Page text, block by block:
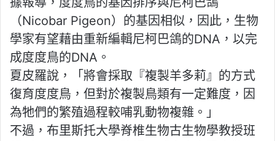
（Nicobar Pigeon）的基因相似，因此，生物
學家有望藉由重新編輯尼柯巴鴿的DNA，以完
成度度鳥的DNA。
夏皮羅說，「將會採取『複製羊多莉』的方式
復育度度鳥，但對於複製鳥類有一定難度，因
為牠們的繁殖過程較哺乳動物複雜。」
不過，布里斯托大學脊椎生物古生物學教授班